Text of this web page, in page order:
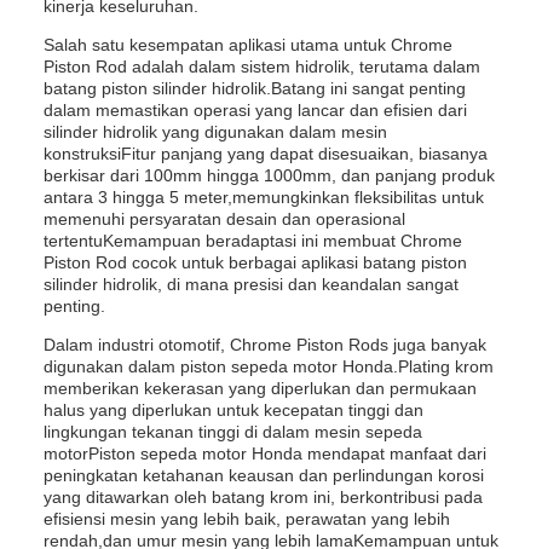
kinerja keseluruhan.
Salah satu kesempatan aplikasi utama untuk Chrome
Piston Rod adalah dalam sistem hidrolik, terutama dalam
batang piston silinder hidrolik.Batang ini sangat penting
dalam memastikan operasi yang lancar dan efisien dari
silinder hidrolik yang digunakan dalam mesin
konstruksiFitur panjang yang dapat disesuaikan, biasanya
berkisar dari 100mm hingga 1000mm, dan panjang produk
antara 3 hingga 5 meter,memungkinkan fleksibilitas untuk
memenuhi persyaratan desain dan operasional
tertentuKemampuan beradaptasi ini membuat Chrome
Piston Rod cocok untuk berbagai aplikasi batang piston
silinder hidrolik, di mana presisi dan keandalan sangat
penting.
Dalam industri otomotif, Chrome Piston Rods juga banyak
digunakan dalam piston sepeda motor Honda.Plating krom
memberikan kekerasan yang diperlukan dan permukaan
halus yang diperlukan untuk kecepatan tinggi dan
lingkungan tekanan tinggi di dalam mesin sepeda
motorPiston sepeda motor Honda mendapat manfaat dari
peningkatan ketahanan keausan dan perlindungan korosi
yang ditawarkan oleh batang krom ini, berkontribusi pada
efisiensi mesin yang lebih baik, perawatan yang lebih
rendah,dan umur mesin yang lebih lamaKemampuan untuk